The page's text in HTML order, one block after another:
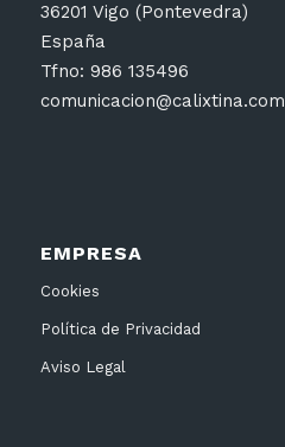
36201 Vigo (Pontevedra)
España
Tfno: 986 135496
comunicacion@calixtina.com
EMPRESA
Cookies
Política de Privacidad
Aviso Legal